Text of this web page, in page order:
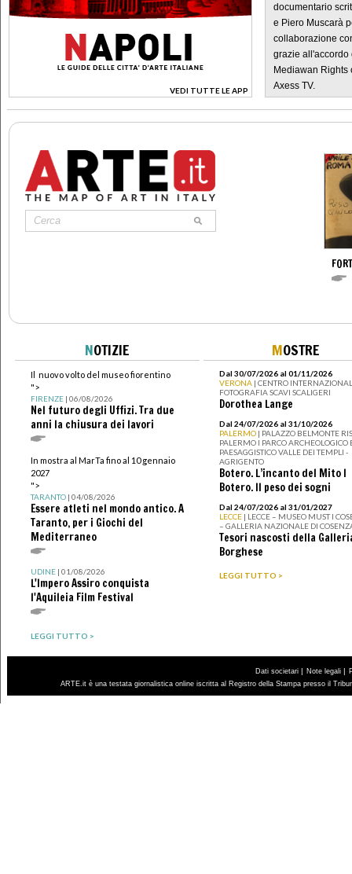
VEDI TUTTE LE APP
>
documentario
e Piero Muscarà
collaborazione
grazie all'accordo
Mediawan Rights
Axess TV.
NOTIZIE
Il nuovo volto del museo fiorentino
">
FIRENZE| 06/08/2026
Nel futuro degli Uffizi. Tra due
anni la chiusura dei lavori
In mostra al MarTa fino al 10 gennaio
2027
">
TARANTO| 04/08/2026
Essere atleti nel mondo antico. A
Taranto, per i Giochi del
Mediterraneo
UDINE| 01/08/2026
L'Impero Assiro conquista
l'Aquileia Film Festival
LEGGI TUTTO >
MOSTRE
Dal 30/07/2026 al 01/11/2026
VERONA | CENTRO
FOTOGRAFIA SCAVI SCALIGERI
Dorothea Lange
Dal 24/07/2026 al 31/10/2026
PALERMO | PALAZZO BELMONTE
PALERMO I PARCO ARCHEOLOGICO
PAESAGGISTICO VALLE DEI TEMPLI -
AGRIGENTO
Botero. L’incanto del Mito I
Botero. Il peso dei sogni
Dal 24/07/2026 al 31/01/2027
LECCE | LECCE – MUSEO MUST I
– GALLERIA NAZIONALE DI
Tesori nascosti della
Borghese
LEGGI TUTTO >
Dati societari | Note legali |
ARTE.it è una testata giornalistica online iscritta al Registro della Stampa presso il